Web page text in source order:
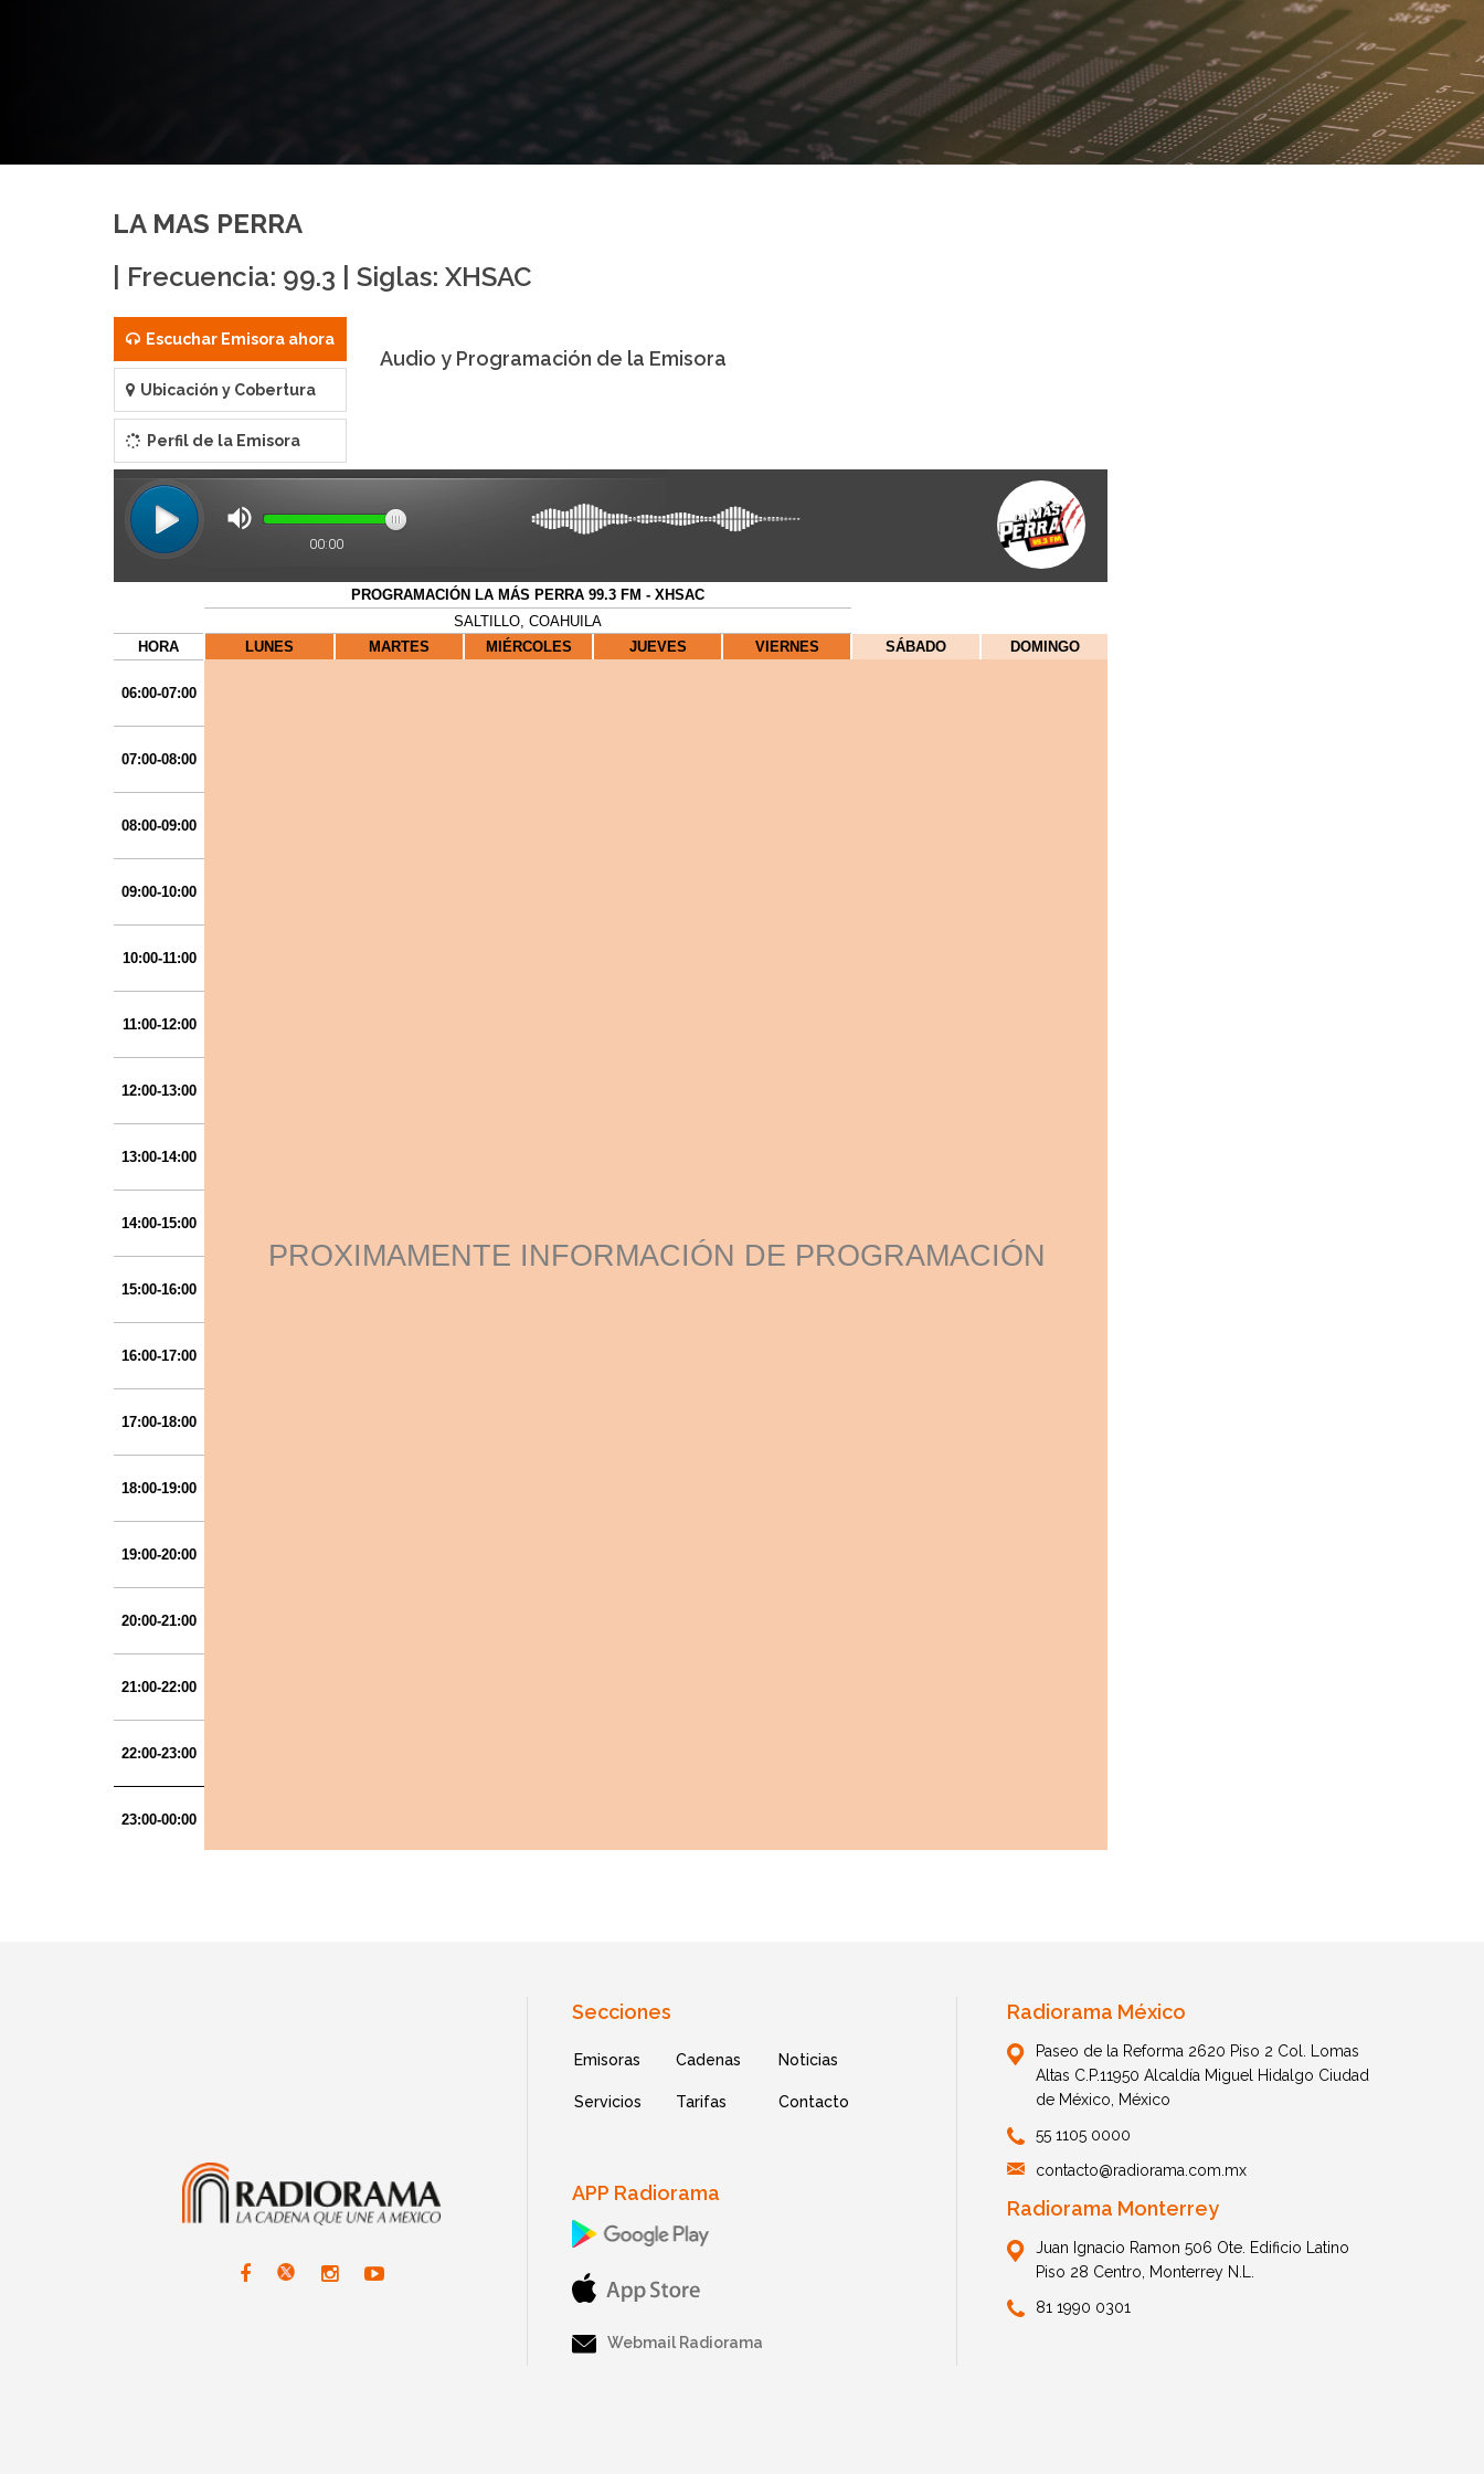
LA MAS PERRA
| Frecuencia: 99.3 | Siglas: XHSAC
Escuchar Emisora ahora
Ubicación y Cobertura
Perfil de la Emisora
Audio y Programación de la Emisora
Secciones
Emisoras Cadenas Noticias
Servicios Tarifas Contacto
APP Radiorama
Webmail Radiorama
Radiorama México
Paseo de la Reforma 2620 Piso 2 Col. Lomas
Altas C.P.11950 Alcaldía Miguel Hidalgo Ciudad
de México, México
55 1105 0000
contacto@radiorama.com.mx
Radiorama Monterrey
Juan Ignacio Ramon 506 Ote. Edificio Latino
Piso 28 Centro, Monterrey N.L.
81 1990 0301